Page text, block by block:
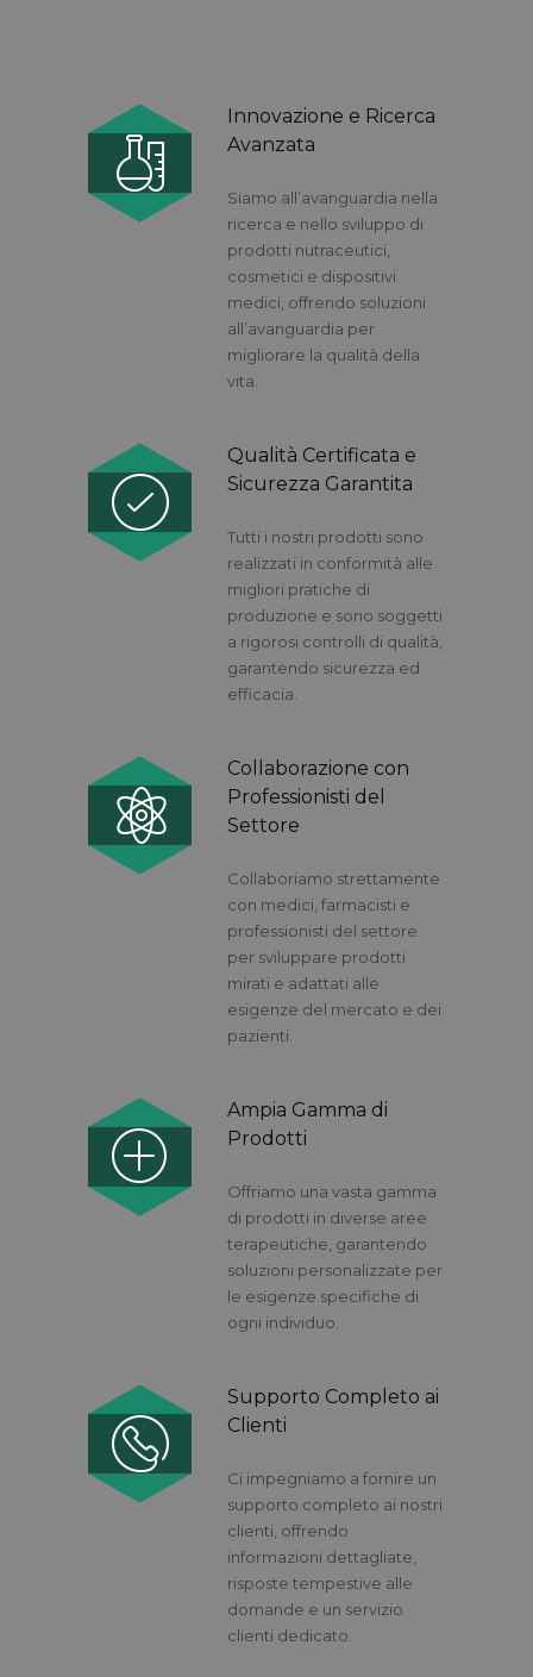
Innovazione e Ricerca
Avanzata
Siamo all’avanguardia nella
ricerca e nello sviluppo di
prodotti nutraceutici,
cosmetici e dispositivi
medici, offrendo soluzioni
all’avanguardia per
migliorare la qualità della
vita.
Qualità Certificata e
Sicurezza Garantita
Tutti i nostri prodotti sono
realizzati in conformità alle
migliori pratiche di
produzione e sono soggetti
a rigorosi controlli di qualità,
garantendo sicurezza ed
efficacia.
Collaborazione con
Professionisti del
Settore
Collaboriamo strettamente
con medici, farmacisti e
professionisti del settore
per sviluppare prodotti
mirati e adattati alle
esigenze del mercato e dei
pazienti.
Ampia Gamma di
Prodotti
Offriamo una vasta gamma
di prodotti in diverse aree
terapeutiche, garantendo
soluzioni personalizzate per
le esigenze specifiche di
ogni individuo.
Supporto Completo ai
Clienti
Ci impegniamo a fornire un
supporto completo ai nostri
clienti, offrendo
informazioni dettagliate,
risposte tempestive alle
domande e un servizio
clienti dedicato.